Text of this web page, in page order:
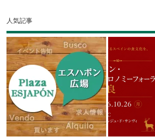
人気記事